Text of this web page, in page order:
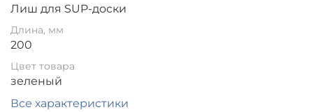
Лиш для SUP-доски
Длина, мм
200
Цвет товара
зеленый
Все характеристики